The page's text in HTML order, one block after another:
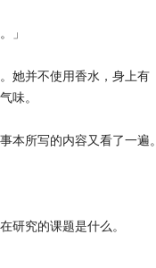
」
她并不使用香水，身上有
味。
所写的内容又看了一遍。
究的课题是什么。